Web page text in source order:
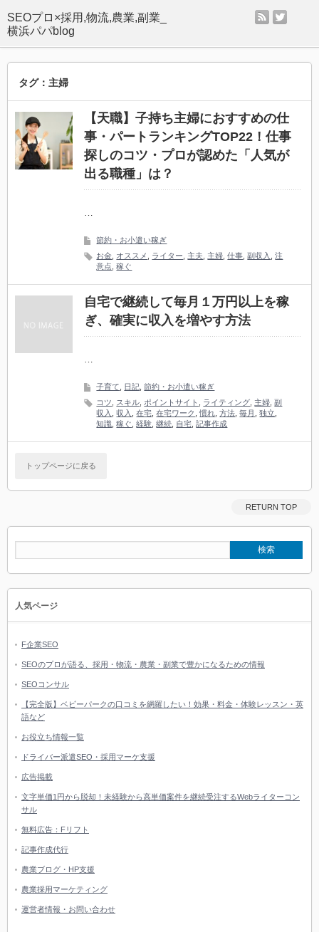
SEOプロ×採用,物流,農業,副業_
横浜パパblog
rss
タグ：主婦
【天職】子持ち主婦におすすめの仕
事・パートランキングTOP22！仕事
探しのコツ・プロが認めた「人気が
出る職種」は？
…
節約・お小遣い稼ぎ
お金 オススメ ライター 主夫 主婦 ,仕事 ,副収入 ,注
意点 ,稼ぐ
自宅で継続して毎月１万円以上を稼
ぎ、確実に収入を増やす方法
…
子育て 日記 ,節約・お小遣い稼ぎ
コツ
スキル ポイントサイト ライティング 主婦 ,副
収入
,収入 ,在宅 ,在宅ワーク ,慣れ ,方法 ,毎月 ,独立
知識 ,稼ぐ ,経験 ,継続 自宅 ,記事作成
トップページに戻る
RETURN TOP
人気ページ
F企業SEO
SEOのプロが語る、採用・物流・農業・副業で豊かになるための情報
SEOコンサル
【完全版】ベビーパークの口コミを網羅したい！効果・料金・体験レッスン・英
語など
お役立ち情報一覧
ドライバー派遣SEO・採用マーケ支援
広告掲載
文字単価1円から脱却！未経験から高単価案件を継続受注するWebライターコン
サル
無料広告：Fリフト
記事作成代行
農業ブログ・HP支援
農業採用マーケティング
運営者情報・お問い合わせ